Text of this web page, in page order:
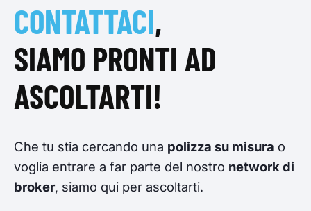
CONTATTACI,
SIAMO PRONTI AD
ASCOLTARTI!
Che tu stia cercando una polizza su misura o
voglia entrare a far parte del nostro network di
broker, siamo qui per ascoltarti.